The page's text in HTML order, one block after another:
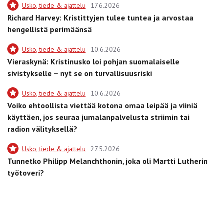
Usko, tiede & ajattelu 17.6.2026
Richard Harvey: Kristittyjen tulee tuntea ja arvostaa
hengellistä perimäänsä
Usko, tiede & ajattelu 10.6.2026
Vieraskynä: Kristinusko loi pohjan suomalaiselle
sivistykselle – nyt se on turvallisuusriski
Usko, tiede & ajattelu 10.6.2026
Voiko ehtoollista viettää kotona omaa leipää ja viiniä
käyttäen, jos seuraa jumalanpalvelusta striimin tai
radion välityksellä?
Usko, tiede & ajattelu 27.5.2026
Tunnetko Philipp Melanchthonin, joka oli Martti Lutherin
työtoveri?